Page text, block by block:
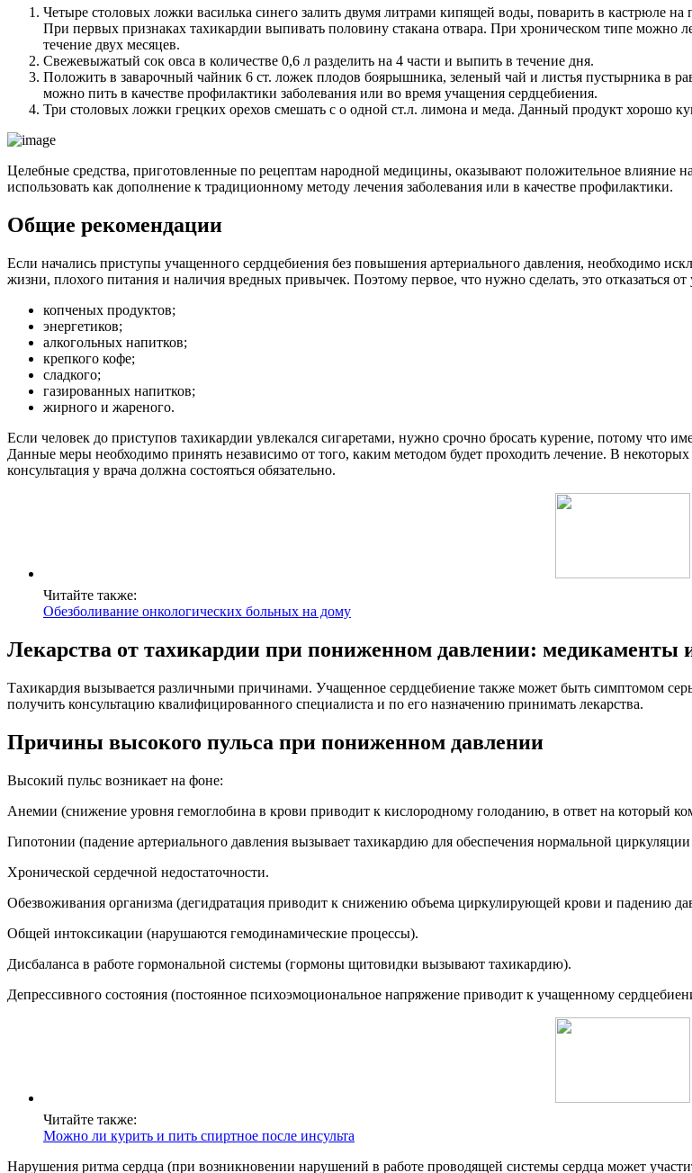
Четыре столовых ложки василька синего залить двумя литрами кипящей воды, поварить в кастрюле на
При первых признаках тахикардии выпивать половину стакана отвара. При хроническом типе можно
течение двух месяцев.
Свежевыжатый сок овса в количестве 0,6 л разделить на 4 части и выпить в течение дня.
Положить в заварочный чайник 6 ст. ложек плодов боярышника, зеленый чай и листья пустырника в
можно пить в качестве профилактики заболевания или во время учащения сердцебиения.
Три столовых ложки грецких орехов смешать с о одной ст.л. лимона и меда. Данный продукт хорошо
Целебные средства, приготовленные по рецептам народной медицины, оказывают положительное
использовать как дополнение к традиционному методу лечения заболевания или в качестве профилактики.
Общие рекомендации
Если начались приступы учащенного сердцебиения без повышения артериального давления, необходимо
жизни, плохого питания и наличия вредных привычек. Поэтому первое, что нужно сделать, это отказаться от
копченых продуктов;
энергетиков;
алкогольных напитков;
крепкого кофе;
сладкого;
газированных напитков;
жирного и жареного.
Если человек до приступов тахикардии увлекался сигаретами, нужно срочно бросать курение, потому что
Данные меры необходимо принять независимо от того, каким методом будет проходить лечение. В
консультация у врача должна состояться обязательно.
Читайте также:
Обезболивание онкологических больных на дому
Лекарства от тахикардии при пониженном давлении: медикаменты
Тахикардия вызывается различными причинами. Учащенное сердцебиение также может быть симптомом
получить консультацию квалифицированного специалиста и по его назначению принимать лекарства.
Причины высокого пульса при пониженном давлении
Высокий пульс возникает на фоне:
Анемии (снижение уровня гемоглобина в крови приводит к кислородному голоданию, в ответ на который
Гипотонии (падение артериального давления вызывает тахикардию для обеспечения нормальной
Хронической сердечной недостаточности.
Обезвоживания организма (дегидратация приводит к снижению объема циркулирующей крови и падению
Общей интоксикации (нарушаются гемодинамические процессы).
Дисбаланса в работе гормональной системы (гормоны щитовидки вызывают тахикардию).
Депрессивного состояния (постоянное психоэмоциональное напряжение приводит к учащенному
Читайте также:
Можно ли курить и пить спиртное после инсульта
Нарушения ритма сердца (при возникновении нарушений в работе проводящей системы сердца может